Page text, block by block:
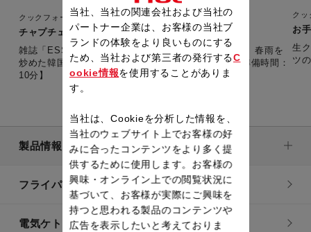
クックフォーミー 3L（210レシピ内蔵）
チャプチェ（1週間レシピ・冬）
雑誌「ESSE」とコラボした1週間・冬の水曜レシピ。 春雨を
炒めた韓国料理。ごま油の風味が食欲をそそる。 【準備時間：
10分】
クッ
お
生
製品情報
フライパン・鍋
電気ケトル
当社、当社の関連会社および当社の
パートナー企業は、お客様の当社ブ
ランドの体験をより良いものにする
ため、当社および第三者の発行するC
ookie情報を使用することがありま
す。
当社は、Cookieを分析した情報を、
当社のウェブサイト上でお客様の好
みに合ったコンテンツをより多く提
供するために使用します。お客様の
興味・オンライン上での閲覧状況に
基づいて、お客様が実際にご興味を
持つと思われる製品のコンテンツや
広告を表示したいと考えておりま